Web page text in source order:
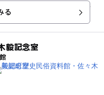
。歴代名誉賞犬や作出功労
る
毅記念室